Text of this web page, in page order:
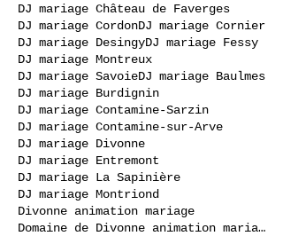
DJ mariage Château de Faverges
DJ mariage CordonDJ mariage Cornier
DJ mariage DesingyDJ mariage Fessy
DJ mariage Montreux
DJ mariage SavoieDJ mariage Baulmes
DJ mariage Burdignin
DJ mariage Contamine-Sarzin
DJ mariage Contamine-sur-Arve
DJ mariage Divonne
DJ mariage Entremont
DJ mariage La Sapinière
DJ mariage Montriond
Divonne animation mariage
Domaine de Divonne animation mariage